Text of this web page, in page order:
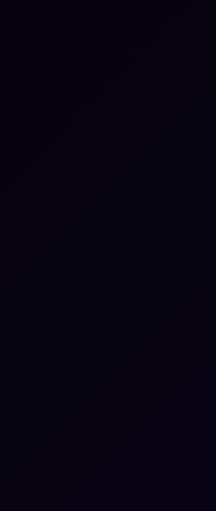
bardziej intuicyjny. Jak dokładnie AI
w e-commerce i jaką rolę w tym
i personalizacja obsługi klienta
które wykorzystują AI do
w sposób
Znajdują zastosowanie w
klienta, od odpowiadania na proste
po rozwiązywanie
commerce?
wynikające z godzin pracy
klientom potrzebne informacje,
na pomoc.
wydatki związane z
zespołów wsparcia.
CRM i analizować historię
dostarczając spersonalizowane
także obsługiwać proces
powiadomienia o statusie
klientów poprzez interaktywne